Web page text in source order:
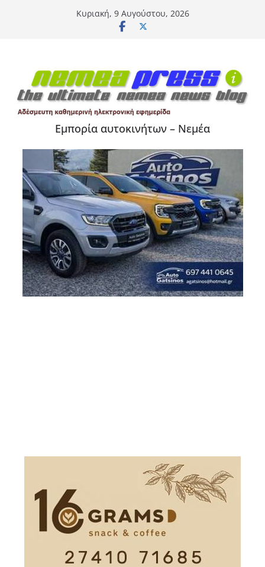
Κυριακή, 9 Αυγούστου, 2026
Εμπορία αυτοκινήτων – Νεμέα